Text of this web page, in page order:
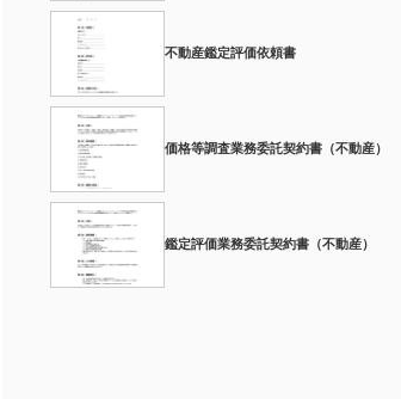
不動産鑑定評価依頼書
価格等調査業務委託契約書（不動産）
鑑定評価業務委託契約書（不動産）